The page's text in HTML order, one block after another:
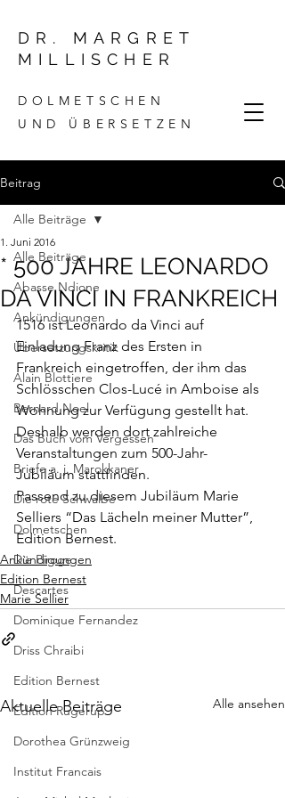
DR. MARGRET
MILLISCHER
DOLMETSCHEN
UND ÜBERSETZEN
Beitrag
Alle Beiträge
Abasse Ndione
Ankündigungen
Übersetzungskritik
Alain Blottiere
Bernard Noel
Das Buch vom Vergessen
Briefe a. j. Marokkaner
Die rote Schwalbe
Dolmetschen
Die Piroge
Descartes
Dominique Fernandez
Driss Chraibi
Edition Bernest
Edition Rugerup
Dorothea Grünzweig
Institut Francais
Alle Beiträge
* 500 JAHRE LEONARDO
DA VINCI IN FRANKREICH
1. Juni 2016
1516 ist Leonardo da Vinci auf
Einladung Franz des Ersten in
Frankreich eingetroffen, der ihm das
Schlösschen Clos-Lucé in Amboise als
Wohnung zur Verfügung gestellt hat.
Deshalb werden dort zahlreiche
Veranstaltungen zum 500-Jahr-
Jubiläum stattfinden.
Passend zu diesem Jubiläum Marie
Selliers “Das Lächeln meiner Mutter”,
Edition Bernest.
Ankündigungen
Edition Bernest
Marie Sellier
Aktuelle Beiträge Alle ansehen